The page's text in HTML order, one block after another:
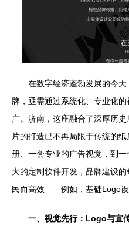
在数字经济蓬勃发展的今
牌，亟需通过系统化、专业化
广。济南，这座融合了深厚历
片的打造已不再局限于传统的
册、一套专业的广告视觉，到
大的定制软件开发，品牌建设
民而高效——例如，基础Logo设
一、视觉先行：Logo与宣